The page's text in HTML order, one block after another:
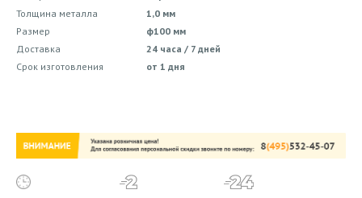
Толщина металла
1,0 мм
Размер
ф100 мм
Доставка
24 часа / 7 дней
Срок изготовления
от 1 дня